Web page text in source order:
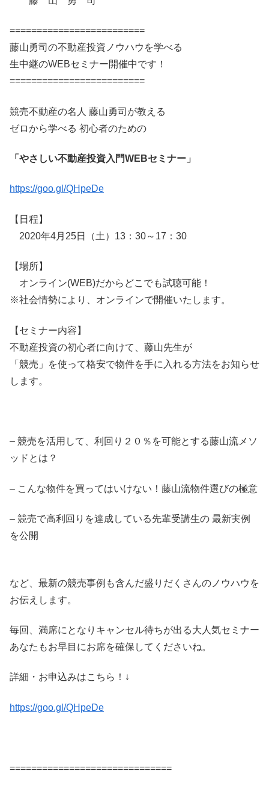
=========================
藤山勇司の不動産投資ノウハウを学べる
生中継のWEBセミナー開催中です！
=========================
競売不動産の名人 藤山勇司が教える
ゼロから学べる 初心者のための
「やさしい不動産投資入門WEBセミナー」
https://goo.gl/QHpeDe
【日程】
2020年4月25日（土）13：30～17：30
【場所】
オンライン(WEB)だからどこでも試聴可能！
※社会情勢により、オンラインで開催いたします。
【セミナー内容】
不動産投資の初心者に向けて、藤山先生が
「競売」を使って格安で物件を手に入れる方法をお知らせ
します。
– 競売を活用して、利回り２０％を可能とする藤山流メソ
ッドとは？
– こんな物件を買ってはいけない！藤山流物件選びの極意
– 競売で高利回りを達成している先輩受講生の 最新実例
を公開
など、最新の競売事例も含んだ盛りだくさんのノウハウを
お伝えします。
毎回、満席にとなりキャンセル待ちが出る大人気セミナー
あなたもお早目にお席を確保してくださいね。
詳細・お申込みはこちら！↓
https://goo.gl/QHpeDe
==============================